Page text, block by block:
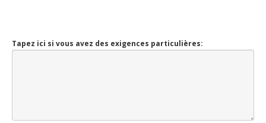
Tapez ici si vous avez des exigences particulières: